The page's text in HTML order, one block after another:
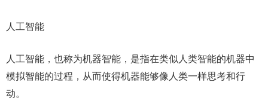
人工智能
人工智能，也称为机器智能，是指在类似人类智能的机器中
模拟智能的过程，从而使得机器能够像人类一样思考和行
动。